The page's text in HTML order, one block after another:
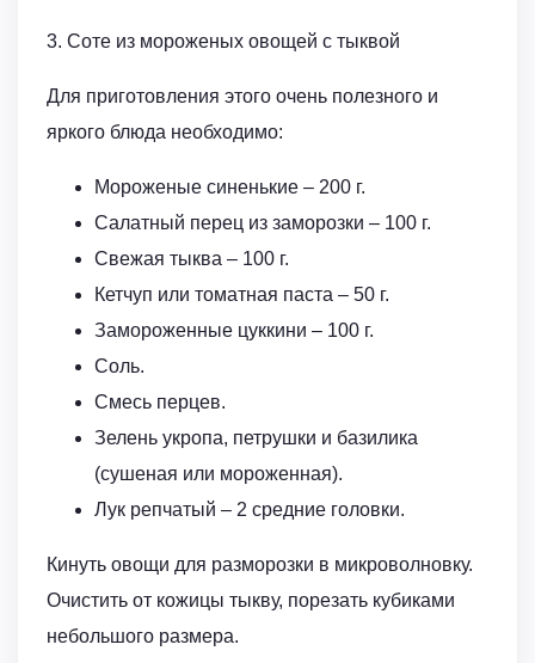
3. Соте из мороженых овощей с тыквой
Для приготовления этого очень полезного и
яркого блюда необходимо:
Мороженые синенькие – 200 г.
Салатный перец из заморозки – 100 г.
Свежая тыква – 100 г.
Кетчуп или томатная паста – 50 г.
Замороженные цуккини – 100 г.
Соль.
Смесь перцев.
Зелень укропа, петрушки и базилика
(сушеная или мороженная).
Лук репчатый – 2 средние головки.
Кинуть овощи для разморозки в микроволновку.
Очистить от кожицы тыкву, порезать кубиками
небольшого размера.